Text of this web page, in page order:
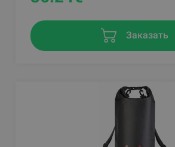
Заказать